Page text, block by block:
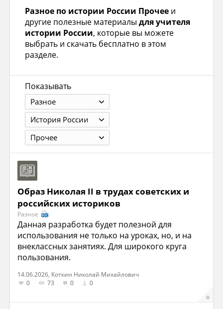
Разное по истории России Прочее и
другие полезные материалы для учителя
истории России, которые вы можете
выбрать и скачать бесплатно в этом
разделе.
Показывать
Разное
История России
Прочее
Образ Николая II в трудах советских и
российских историков
Разное
Данная разработка будет полезной для
использования не только на уроках, но, и на
внеклассных занятиях. Для широкого круга
пользования.
14.06.2026, Коткин Николай Михайлович
0
73 0 0